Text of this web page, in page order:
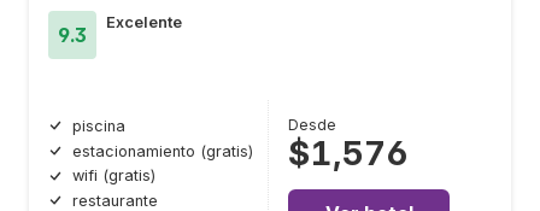
9.3
Excelente
piscina
estacionamiento (gratis)
wifi (gratis)
restaurante
Desde
$1,576